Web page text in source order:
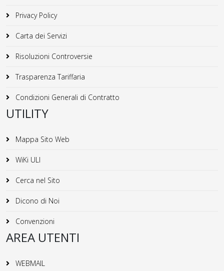
Privacy Policy
Carta dei Servizi
Risoluzioni Controversie
Trasparenza Tariffaria
Condizioni Generali di Contratto
UTILITY
Mappa Sito Web
WiKi ULI
Cerca nel Sito
Dicono di Noi
Convenzioni
AREA UTENTI
WEBMAIL